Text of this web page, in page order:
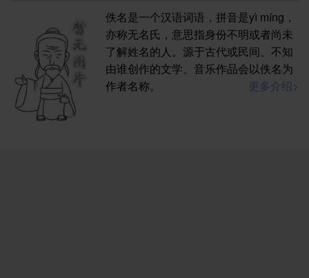
佚名是一个汉语词语，拼音是yì míng，
亦称无名氏，意思指身份不明或者尚未
了解姓名的人。源于古代或民间、不知
由谁创作的文学、音乐作品会以佚名为
作者名称。
更多介绍>